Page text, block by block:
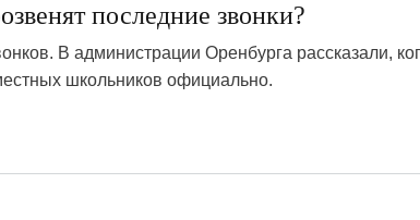
последние звонки?
В администрации Оренбурга рассказали,
школьников официально.